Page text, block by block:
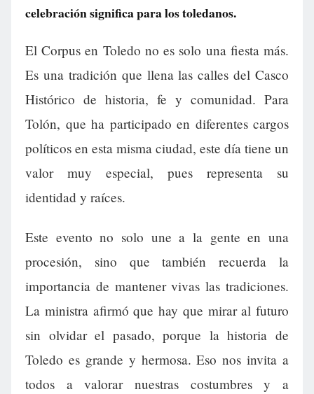
celebración significa para los toledanos.
El Corpus en Toledo no es solo una fiesta más.
Es una tradición que llena las calles del Casco
Histórico de historia, fe y comunidad. Para
Tolón, que ha participado en diferentes cargos
políticos en esta misma ciudad, este día tiene un
valor muy especial, pues representa su
identidad y raíces.
Este evento no solo une a la gente en una
procesión, sino que también recuerda la
importancia de mantener vivas las tradiciones.
La ministra afirmó que hay que mirar al futuro
sin olvidar el pasado, porque la historia de
Toledo es grande y hermosa. Eso nos invita a
todos a valorar nuestras costumbres y a